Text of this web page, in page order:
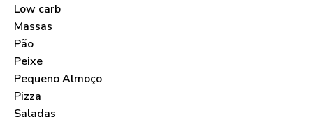
Low carb
Massas
Pão
Peixe
Pequeno Almoço
Pizza
Saladas